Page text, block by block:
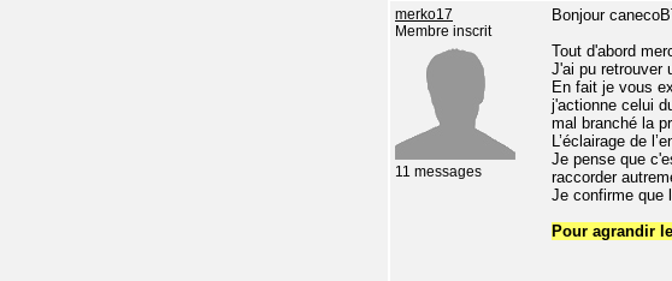
merko17
Membre inscrit
11 messages
Bonjour
Tout d'abord
J'ai pu retrouver
En fait je vous
j'actionne celui
mal branché la
L’éclairage de
Je pense que
raccorder
Je confirme que
Pour agrandir